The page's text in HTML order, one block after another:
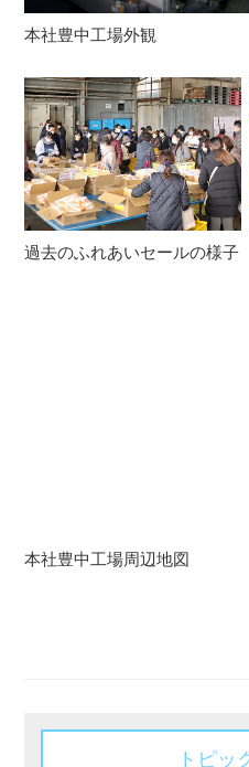
本社豊中工場外観
過去のふれあいセールの様子
本社豊中工場周辺地図
トピッ